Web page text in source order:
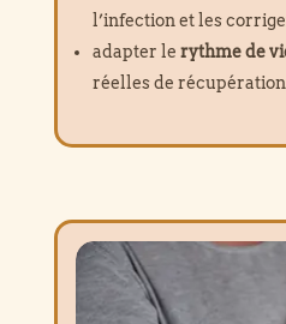
l’infection et les
adapter le rythme de
réelles de récupération